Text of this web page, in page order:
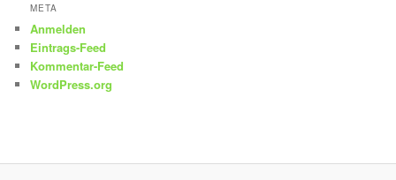
META
Anmelden
Eintrags-Feed
Kommentar-Feed
WordPress.org